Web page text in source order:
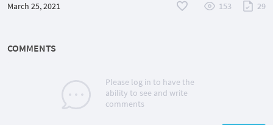
March 25, 2021 153 29
COMMENTS
Please log in to have the
ability to see and write
comments